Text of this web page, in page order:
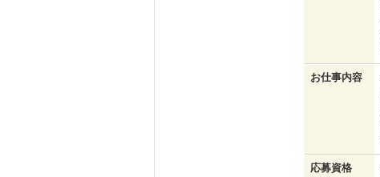
お仕事内容
応募資格